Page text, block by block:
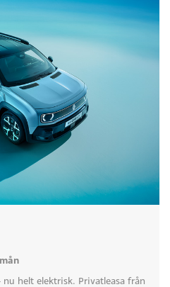
helt elektrisk. Privatleasa från